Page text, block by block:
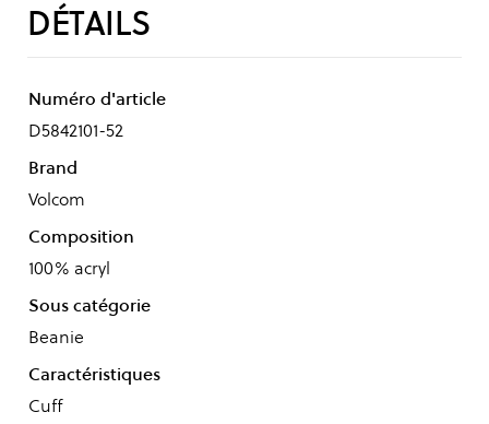
DÉTAILS
Numéro d'article
D5842101-52
Brand
Volcom
Composition
100% acryl
Sous catégorie
Beanie
Caractéristiques
Cuff